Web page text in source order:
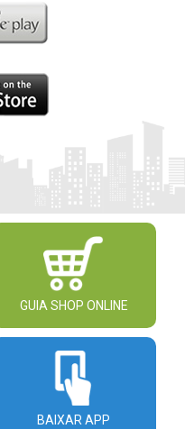
GUIA SHOP ONLINE
BAIXAR APP